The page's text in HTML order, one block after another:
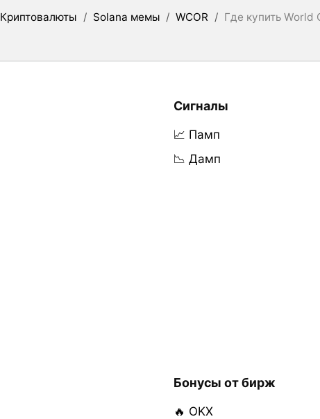
Криптовалюты / Solana мемы / WCOR / Где купить
Сигналы
📈 Памп
📉 Дамп
Бонусы от бирж
🔥 OKX